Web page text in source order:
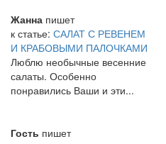
Жанна пишет
к статье: САЛАТ С РЕВЕНЕМ
И КРАБОВЫМИ ПАЛОЧКАМИ
Люблю необычные весенние
салаты. Особенно
понравились Ваши и эти...
Гость пишет